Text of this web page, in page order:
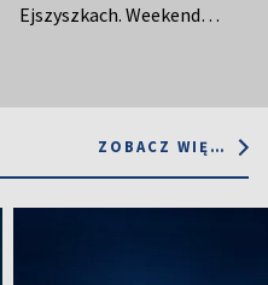
Ejszyszkach. Weekend
ZOBACZ WIĘCEJ